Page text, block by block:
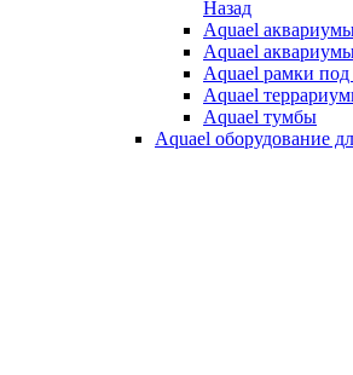
Назад
Aquael
Aquael
Aquael рамки
Aquael
Aquael тумбы
Aquael оборудование